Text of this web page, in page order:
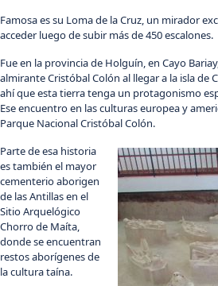
Famosa es su Loma de la Cruz, un mirador
acceder luego de subir más de 450 escalones.
Fue en la provincia de Holguín, en Cayo
almirante Cristóbal Colón al llegar a la isla de
ahí que esta tierra tenga un protagonismo
Ese encuentro en las culturas europea y
Parque Nacional Cristóbal Colón.
Parte de esa historia
es también el mayor
cementerio aborigen
de las Antillas en el
Sitio Arquelógico
Chorro de Maíta,
donde se encuentran
restos aborígenes de
la cultura taína.